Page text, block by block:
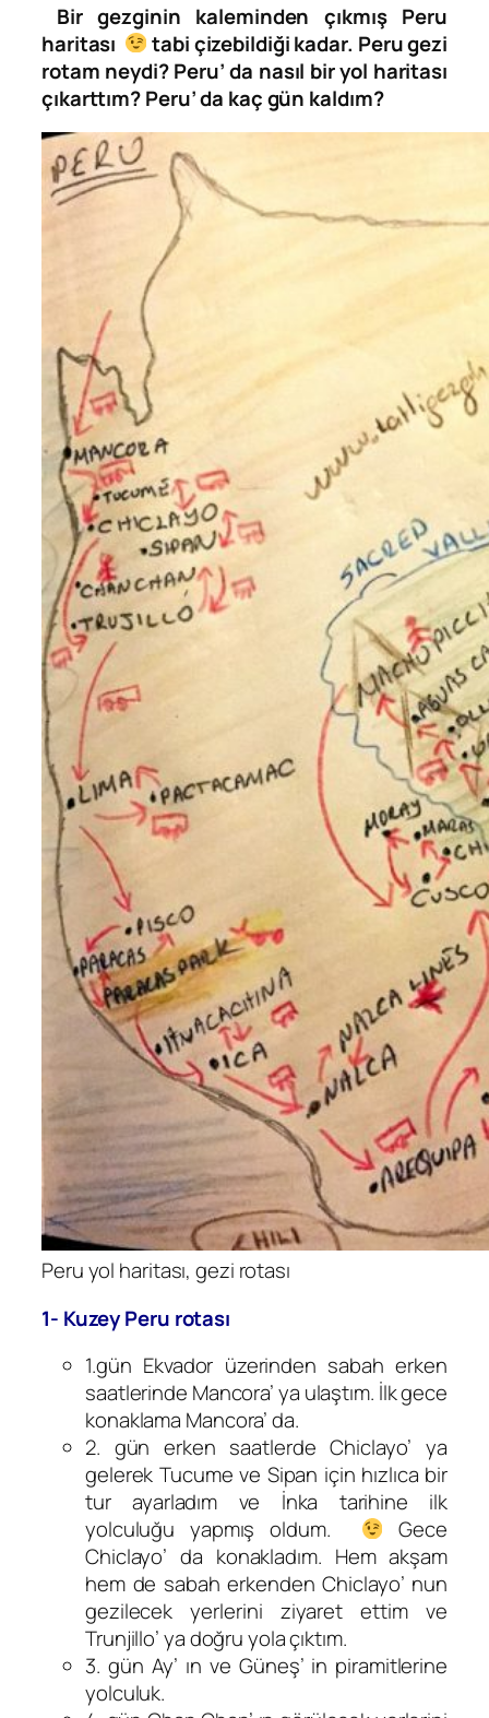
Bir gezginin kaleminden çıkmış Peru
haritası
tabi çizebildiği kadar. Peru gezi
rotam neydi? Peru’ da nasıl bir yol haritası
çıkarttım? Peru’ da kaç gün kaldım?
Peru yol haritası, gezi rotası
1- Kuzey Peru rotası
1.gün Ekvador üzerinden sabah erken
saatlerinde Mancora’ ya ulaştım. İlk gece
konaklama Mancora’ da.
2. gün erken saatlerde Chiclayo’ ya
gelerek Tucume ve Sipan için hızlıca bir
tur ayarladım ve İnka tarihine ilk
yolculuğu yapmış oldum.
Gece
Chiclayo’ da konakladım. Hem akşam
hem de sabah erkenden Chiclayo’ nun
gezilecek yerlerini ziyaret ettim ve
Trunjillo’ ya doğru yola çıktım.
3. gün Ay’ ın ve Güneş’ in piramitlerine
yolculuk.